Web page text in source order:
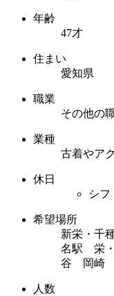
年齢
47才
住まい
愛知県
職業
その他の
業種
古着やア
休日
シフ
希望場所
新栄・千
名駅 栄
谷 岡崎
人数